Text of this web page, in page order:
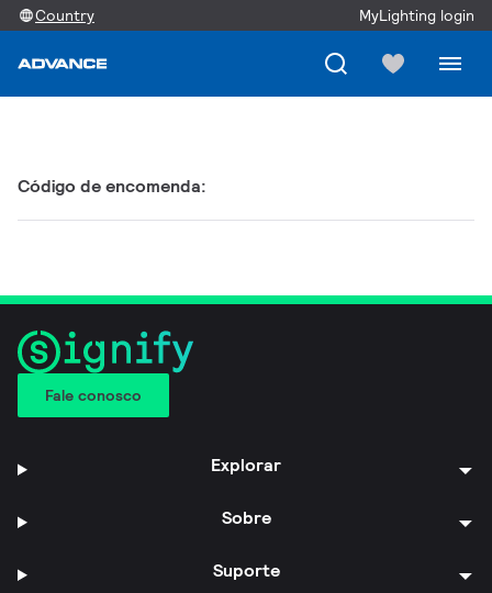
Country MyLighting login
Código de encomenda:
Fale conosco
Explorar
Sobre
Suporte